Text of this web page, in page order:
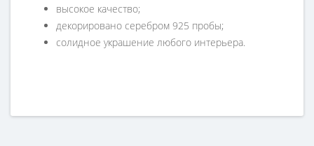
высокое качество;
декорировано серебром 925 пробы;
солидное украшение любого интерьера.